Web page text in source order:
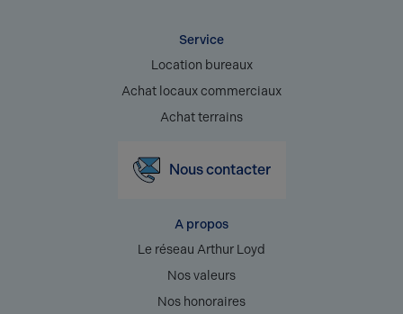
Service
Location bureaux
Achat locaux commerciaux
Achat terrains
Nous contacter
A propos
Le réseau Arthur Loyd
Nos valeurs
Nos honoraires